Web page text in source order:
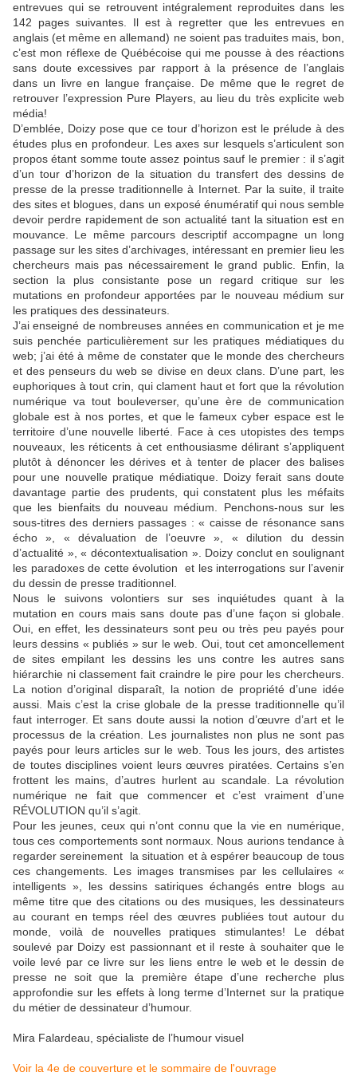
entrevues qui se retrouvent intégralement reproduites dans les
142 pages suivantes. Il est à regretter que les entrevues en
anglais (et même en allemand) ne soient pas traduites mais, bon,
c’est mon réflexe de Québécoise qui me pousse à des réactions
sans doute excessives par rapport à la présence de l’anglais
dans un livre en langue française. De même que le regret de
retrouver l’expression Pure Players, au lieu du très explicite web
média!
D’emblée, Doizy pose que ce tour d’horizon est le prélude à des
études plus en profondeur. Les axes sur lesquels s’articulent son
propos étant somme toute assez pointus sauf le premier : il s’agit
d’un tour d’horizon de la situation du transfert des dessins de
presse de la presse traditionnelle à Internet. Par la suite, il traite
des sites et blogues, dans un exposé énumératif qui nous semble
devoir perdre rapidement de son actualité tant la situation est en
mouvance. Le même parcours descriptif accompagne un long
passage sur les sites d’archivages, intéressant en premier lieu les
chercheurs mais pas nécessairement le grand public. Enfin, la
section la plus consistante pose un regard critique sur les
mutations en profondeur apportées par le nouveau médium sur
les pratiques des dessinateurs.
J’ai enseigné de nombreuses années en communication et je me
suis penchée particulièrement sur les pratiques médiatiques du
web; j’ai été à même de constater que le monde des chercheurs
et des penseurs du web se divise en deux clans. D’une part, les
euphoriques à tout crin, qui clament haut et fort que la révolution
numérique va tout bouleverser, qu’une ère de communication
globale est à nos portes, et que le fameux cyber espace est le
territoire d’une nouvelle liberté. Face à ces utopistes des temps
nouveaux, les réticents à cet enthousiasme délirant s’appliquent
plutôt à dénoncer les dérives et à tenter de placer des balises
pour une nouvelle pratique médiatique. Doizy ferait sans doute
davantage partie des prudents, qui constatent plus les méfaits
que les bienfaits du nouveau médium. Penchons-nous sur les
sous-titres des derniers passages : « caisse de résonance sans
écho », « dévaluation de l’oeuvre », « dilution du dessin
d’actualité », « décontextualisation ». Doizy conclut en soulignant
les paradoxes de cette évolution et les interrogations sur l’avenir
du dessin de presse traditionnel.
Nous le suivons volontiers sur ses inquiétudes quant à la
mutation en cours mais sans doute pas d’une façon si globale.
Oui, en effet, les dessinateurs sont peu ou très peu payés pour
leurs dessins « publiés » sur le web. Oui, tout cet amoncellement
de sites empilant les dessins les uns contre les autres sans
hiérarchie ni classement fait craindre le pire pour les chercheurs.
La notion d’original disparaît, la notion de propriété d’une idée
aussi. Mais c’est la crise globale de la presse traditionnelle qu’il
faut interroger. Et sans doute aussi la notion d’œuvre d’art et le
processus de la création. Les journalistes non plus ne sont pas
payés pour leurs articles sur le web. Tous les jours, des artistes
de toutes disciplines voient leurs œuvres piratées. Certains s’en
frottent les mains, d’autres hurlent au scandale. La révolution
numérique ne fait que commencer et c’est vraiment d’une
RÉVOLUTION qu’il s’agit.
Pour les jeunes, ceux qui n’ont connu que la vie en numérique,
tous ces comportements sont normaux. Nous aurions tendance à
regarder sereinement la situation et à espérer beaucoup de tous
ces changements. Les images transmises par les cellulaires «
intelligents », les dessins satiriques échangés entre blogs au
même titre que des citations ou des musiques, les dessinateurs
au courant en temps réel des œuvres publiées tout autour du
monde, voilà de nouvelles pratiques stimulantes! Le débat
soulevé par Doizy est passionnant et il reste à souhaiter que le
voile levé par ce livre sur les liens entre le web et le dessin de
presse ne soit que la première étape d’une recherche plus
approfondie sur les effets à long terme d’Internet sur la pratique
du métier de dessinateur d’humour.
Mira Falardeau, spécialiste de l’humour visuel
Voir la 4e de couverture et le sommaire de l'ouvrage